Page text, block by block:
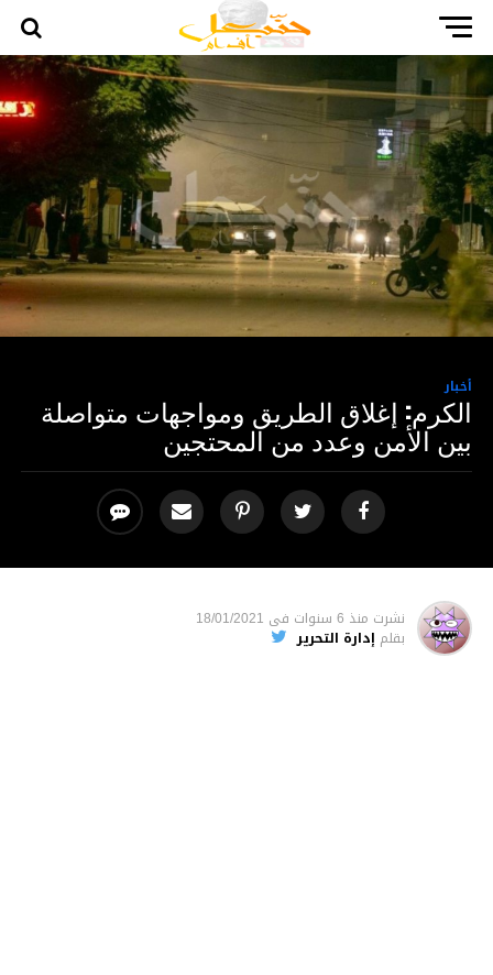
أخبار
الكرم: إغلاق الطريق ومواجهات متواصلة
بين الأمن وعدد من المحتجين
نشرت منذ 6 سنوات فى 18/01/2021
بقلم إدارة التحرير